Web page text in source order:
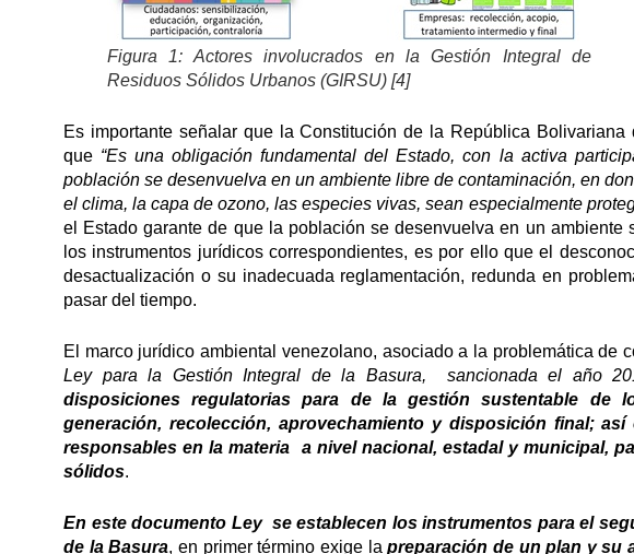
Figura 1: Actores involucrados en la Gestión Integral de
Residuos Sólidos Urbanos (GIRSU) [4]
Es importante señalar que la Constitución de la República
que “Es una obligación fundamental del Estado, con la activa
población se desenvuelva en un ambiente libre de contaminación, en
el clima, la capa de ozono, las especies vivas, sean especialmente
el Estado garante de que la población se desenvuelva en un ambiente
los instrumentos jurídicos correspondientes, es por ello que el
desactualización o su inadecuada reglamentación, redunda en
pasar del tiempo.
El marco jurídico ambiental venezolano, asociado a la problemática de
Ley para la Gestión Integral de la Basura, sancionada el año
disposiciones regulatorias para de la gestión sustentable de
generación, recolección, aprovechamiento y disposición final;
responsables en la materia a nivel nacional, estadal y municipal,
sólidos.
En este documento Ley se establecen los instrumentos para el
de la Basura, en primer término exige lapreparación de un plan y su